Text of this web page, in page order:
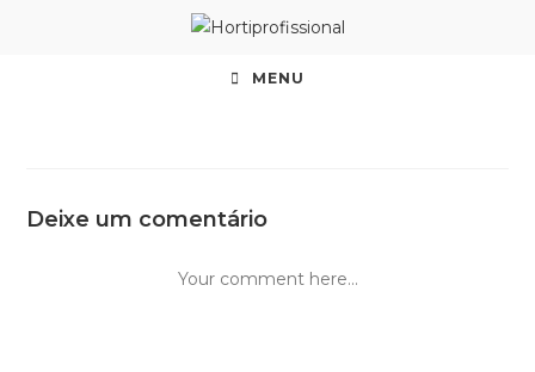
MENU
Deixe um comentário